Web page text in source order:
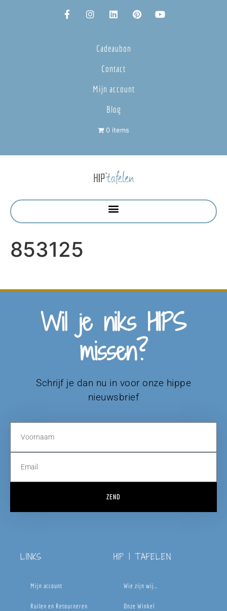
Cadeaubon
Contact
Mijn account
Blog
0 items
853125
Wil je niks HIPS
missen?
Schrijf je dan nu in voor onze hippe
nieuwsbrief
ZEND
LINKS
Mijn account
Ruilen en Retourneren
HIP | TAFELEN
Wie zijn wij…
Onze Winkel